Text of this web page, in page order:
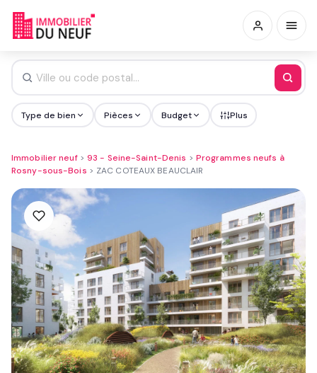
Type de bien Pièces Budget Plus
Immobilier neuf> 93 - Seine-Saint-Denis > Programmes neufs à
Rosny-sous-Bois > ZAC COTEAUX BEAUCLAIR